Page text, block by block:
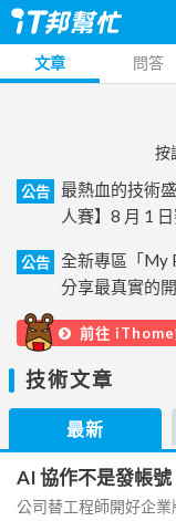
文章 問答
按
公告
最熱血的技術
人賽】8 月 1
公告
全新專區「My
分享最真實的
前往 iThome
技術文章
最新
AI 協作不是發帳
公司替工程師開好企